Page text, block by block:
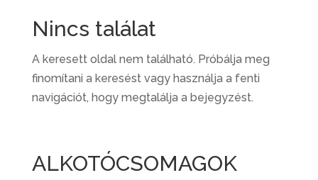
Nincs találat
A keresett oldal nem található. Próbálja meg
finomítani a keresést vagy használja a fenti
navigációt, hogy megtalálja a bejegyzést.
ALKOTÓCSOMAGOK